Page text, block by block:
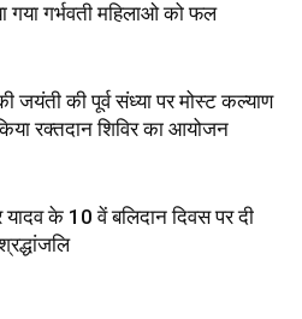
गया गर्भवती महिलाओ को फल
जयंती की पूर्व संध्या पर मोस्ट कल्याण
रक्तदान शिविर का आयोजन
यादव के 10 वें बलिदान दिवस पर दी